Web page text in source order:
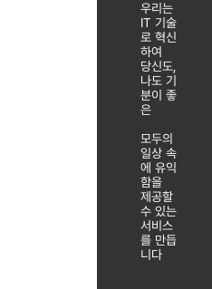
우리는
IT 기술
로 혁신
하여
당신도,
나도 기
분이 좋
은
모두의
일상 속
에 유익
함을
제공할
수 있는
서비스
를 만듭
니다